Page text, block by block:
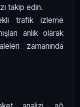
takip edin.
trafik izleme
anlık olarak
zamanında